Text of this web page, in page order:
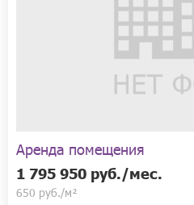
Аренда помещения
1 795 950 руб./мес.
650 руб./м²